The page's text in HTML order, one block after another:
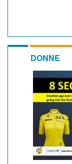
DONNE